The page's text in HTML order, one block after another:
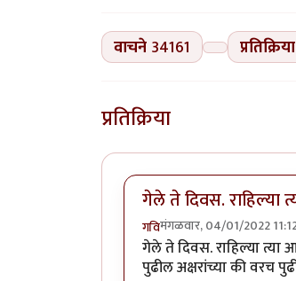
वाचने 34161 प्रतिक्रिया
प्रतिक्रिया
गेले ते दिवस. राहिल्या
गविमंगळवार, 04/01/2022
गेले ते दिवस. राहिल्या त्या
पुढील अक्षरांच्या की वरच